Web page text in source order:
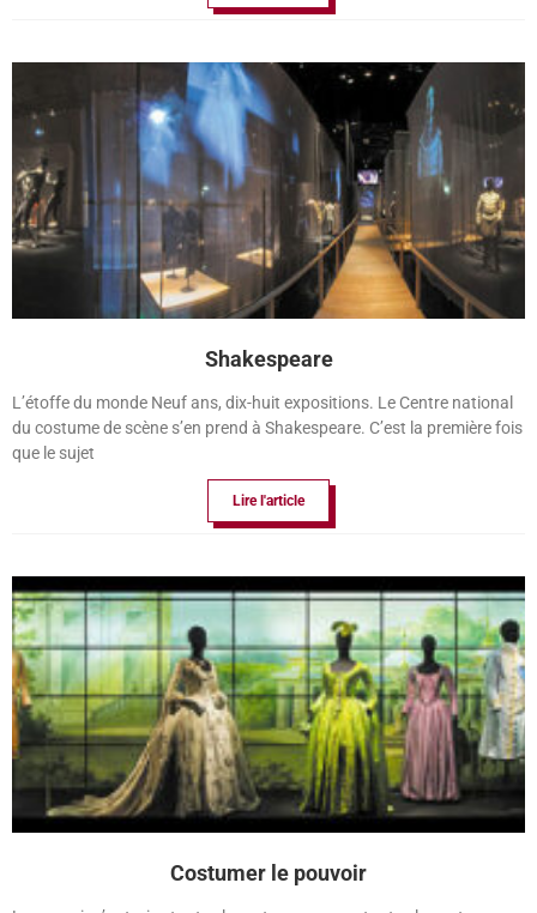
Shakespeare
L’étoffe du monde Neuf ans, dix-huit expositions. Le Centre national
du costume de scène s’en prend à Shakespeare. C’est la première fois
que le sujet
Lire l'article
Costumer le pouvoir